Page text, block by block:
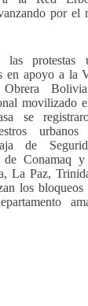
por el
las protestas
en apoyo a la
movilizado
se
de
de Conamaq
La Paz,
los bloqueos